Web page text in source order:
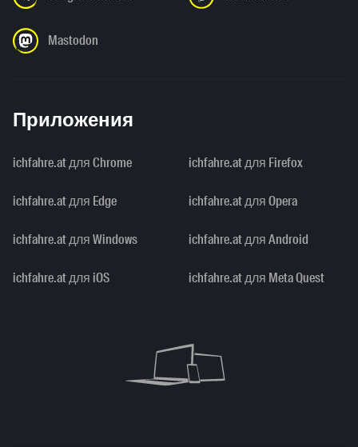
Mastodon
Приложения
ichfahre.at для Chrome ichfahre.at для Firefox
ichfahre.at для Edge ichfahre.at для Opera
ichfahre.at для Windows ichfahre.at для Android
ichfahre.at для iOS ichfahre.at для Meta Quest